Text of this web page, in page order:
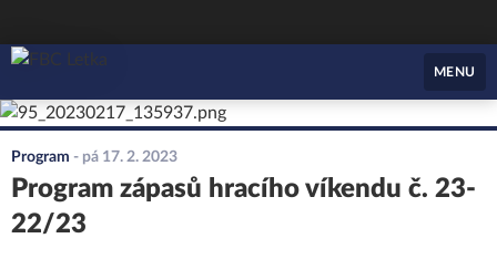
FBC Letka
MENU
Program - pá 17. 2. 2023
Program zápasů hracího víkendu č. 23-
22/23